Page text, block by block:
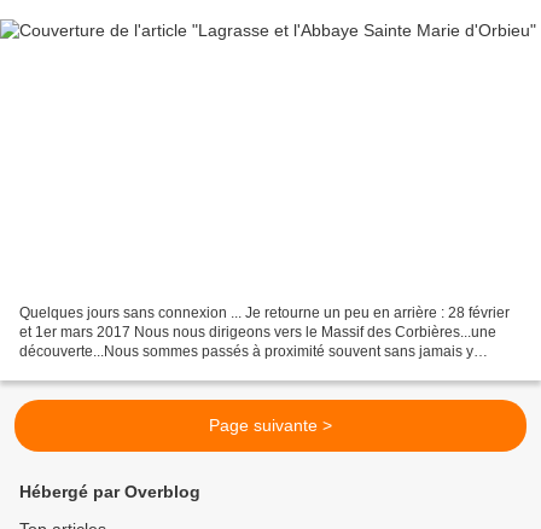
Quelques jours sans connexion ... Je retourne un peu en arrière : 28 février
et 1er mars 2017 Nous nous dirigeons vers le Massif des Corbières...une
découverte...Nous sommes passés à proximité souvent sans jamais y
Page suivante >
Hébergé par Overblog